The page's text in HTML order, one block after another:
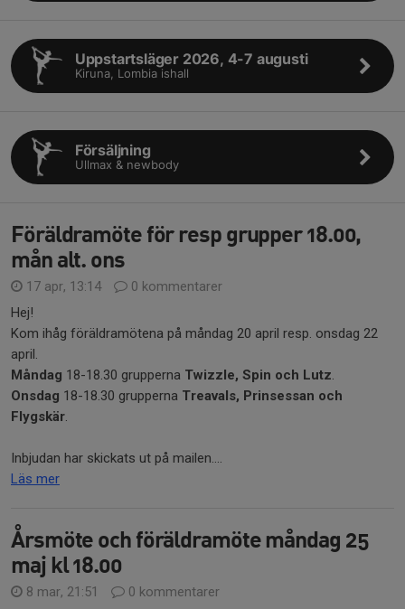
Uppstartsläger 2026, 4-7 augusti
Kiruna, Lombia ishall
Försäljning
Ullmax & newbody
Föräldramöte för resp grupper 18.00,
mån alt. ons
17 apr, 13:14
0 kommentarer
Hej!
Kom ihåg föräldramötena på måndag 20 april resp. onsdag 22
april.
Måndag 18-18.30 grupperna Twizzle, Spin och Lutz.
Onsdag 18-18.30 grupperna Treavals, Prinsessan och
Flygskär.
Inbjudan har skickats ut på mailen....
Läs mer
Årsmöte och föräldramöte måndag 25
maj kl 18.00
8 mar, 21:51
0 kommentarer